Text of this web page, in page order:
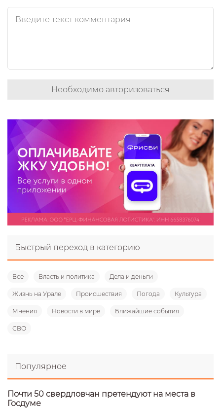
Необходимо авторизоваться
Быстрый переход в категорию
Все Власть и политика Дела и деньги
Жизнь на Урале Происшествия Погода Культура
Мнения Новости в мире Ближайшие события
СВО
Популярное
Почти 50 свердловчан претендуют на места в
Госдуме